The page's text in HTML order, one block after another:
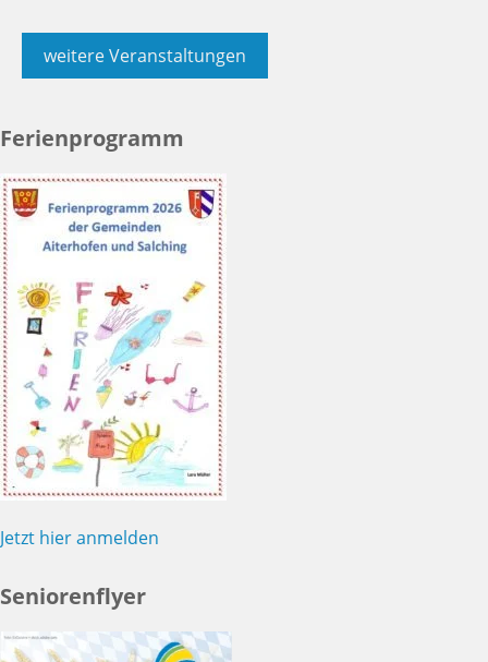
weitere Veranstaltungen
Ferienprogramm
Jetzt hier anmelden
Seniorenflyer